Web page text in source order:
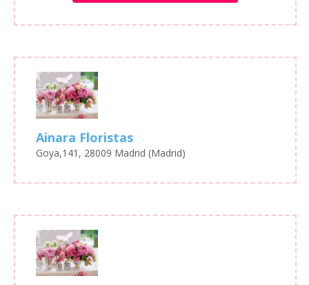
Ainara Floristas
Goya,141, 28009 Madrid (Madrid)